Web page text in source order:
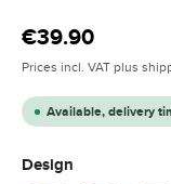
Regular price:
€39.90
Prices incl. VAT plus
Available, delivery
Select
Design